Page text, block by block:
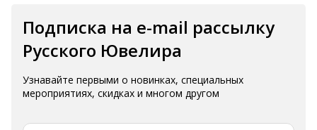
Подписка на e-mail рассылку
Русского Ювелира
Узнавайте первыми о новинках, специальных
мероприятиях, скидках и многом другом